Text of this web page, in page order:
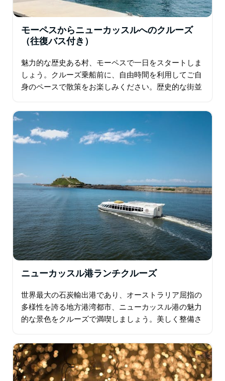
モーペスからニューカッスルへのクルーズ
（往復バス付き）
魅力的な歴史ある村、モーペスで一日をスタートしま
しょう。クルーズ乗船前に、自由時間を利用してご自
身のペースで散策をお楽しみください。歴史的な街並
でコーヒーを味わったり…
ニューカッスル港ランチクルーズ
世界最大の石炭輸出港であり、オーストラリア屈指の
多様性を誇る地方港湾都市、ニューカッスル港の魅力
的な景色をクルーズで満喫しましょう。美しく整備さ
地の河口へ足を運び、港の石炭積載施設、タグボー
ト…